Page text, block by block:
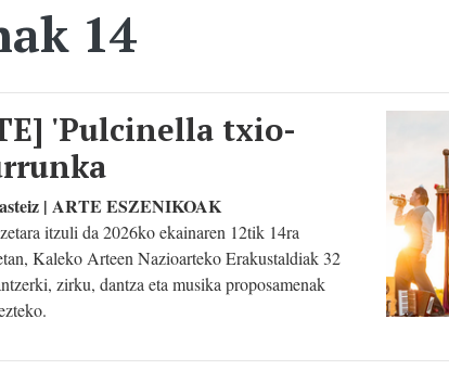
14
'Pulcinella txio-
| ARTE ESZENIKOAK
itzuli da 2026ko ekainaren 12tik 14ra
Kaleko Arteen Nazioarteko Erakustaldiak 32
zirku, dantza eta musika proposamenak